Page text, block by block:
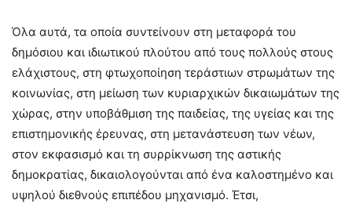
Όλα αυτά, τα οποία συντείνουν στη μεταφορά του
δημόσιου και ιδιωτικού πλούτου από τους πολλούς στους
ελάχιστους, στη φτωχοποίηση τεράστιων στρωμάτων της
κοινωνίας, στη μείωση των κυριαρχικών δικαιωμάτων της
χώρας, στην υποβάθμιση της παιδείας, της υγείας και της
επιστημονικής έρευνας, στη μετανάστευση των νέων,
στον εκφασισμό και τη συρρίκνωση της αστικής
δημοκρατίας, δικαιολογούνται από ένα καλοστημένο και
υψηλού διεθνούς επιπέδου μηχανισμό. Έτσι,